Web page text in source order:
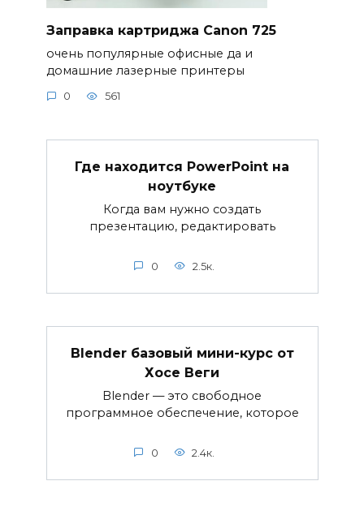
Заправка картриджа Canon 725
очень популярные офисные да и
домашние лазерные принтеры
0 561
Где находится PowerPoint на
ноутбуке
Когда вам нужно создать
презентацию, редактировать
0 2.5к.
Blender базовый мини-курс от
Хосе Веги
Blender — это свободное
программное обеспечение, которое
0 2.4к.